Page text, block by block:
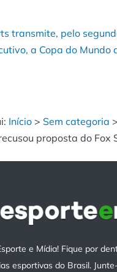
transmite, pelo
a Copa do Mundo
Início > Sem categoria >
proposta do Fox
e Mídia! Fique por
esportivas do Brasil.